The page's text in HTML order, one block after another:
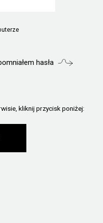
hasła
kliknij przycisk poniżej: